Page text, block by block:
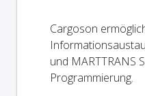
Cargoson
und MARTTRANS
Programmierung.